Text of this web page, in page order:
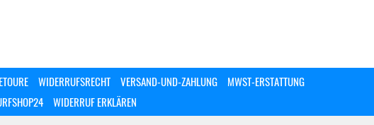
WIDERRUFSRECHT VERSAND-UND-ZAHLUNG
MWST-ERSTATTUNG
WIDERRUF ERKLÄREN